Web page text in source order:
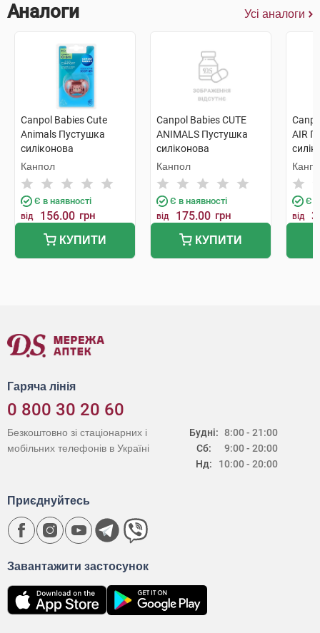
Аналоги Усі аналоги
Canpol Babies Cute
Animals Пустушка
силіконова
симетрична з 0-6
місяців 34/924 1 шт
Канпол
Є в наявності
від 156.00 грн
КУПИТИ
Canpol Babies CUTE
ANIMALS Пустушка
силіконова
симетрична з 6-18
місяців блакитна 1 шт
Канпол
Є в наявності
від 175.00 грн
КУПИТИ
AIR
6
Є в
від
Гаряча лінія
0 800 30 20 60
Будні:
Сб:
Нд:
8:00 - 21:00
9:00 - 20:00
10:00 - 20:00
Безкоштовно зі стаціонарних і
мобільних телефонів в Україні
Завантажити застосунок
Приєднуйтесь